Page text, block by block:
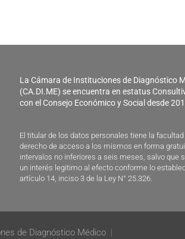
La Cámara de Instituciones de Diagnóstico
(CA.DI.ME) se encuentra en estatus
con el Consejo Económico y Social desde
El titular de los datos personales tiene la facultad
derecho de acceso a los mismos en forma
intervalos no inferiores a seis meses, salvo que
un interés legitimo al efecto conforme lo
artículo 14, inciso 3 de la Ley N° 25.326.
de Diagnóstico Médico